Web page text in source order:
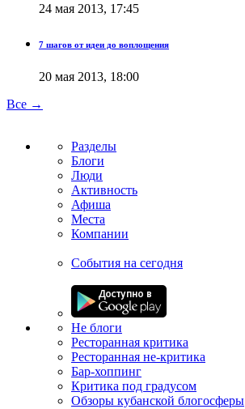
24 мая 2013, 17:45
7 шагов от идеи до воплощения
20 мая 2013, 18:00
Все →
Разделы
Блоги
Люди
Активность
Афиша
Места
Компании
События на сегодня
Не блоги
Ресторанная критика
Ресторанная не-критика
Бар-хоппинг
Критика под градусом
Обзоры кубанской блогосферы